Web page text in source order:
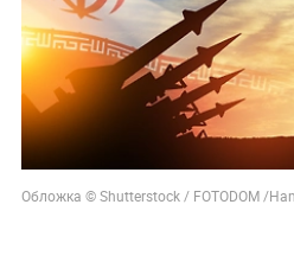
Обложка © Shutterstock / FOTODOM /